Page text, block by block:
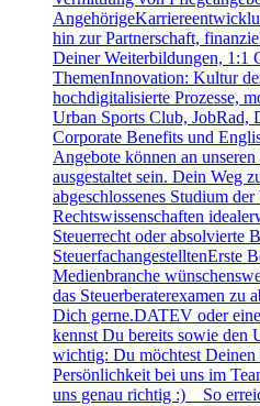
hin zur Partnerschaft,
Deiner Weiterbildungen, 1:1
ThemenInnovation: Kultur
hochdigitalisierte Prozesse,
Urban Sports Club, JobRad,
Corporate Benefits und
Angebote können an
ausgestaltet sein. Dein Weg
abgeschlossenes Studium
Rechtswissenschaften
Steuerrecht oder absolvierte
SteuerfachangestelltenErste
Medienbranche
das Steuerberaterexamen zu
Dich gerne.DATEV oder
kennst Du bereits sowie den
wichtig: Du möchtest
Persönlichkeit bei uns im
uns genau richtig :) So